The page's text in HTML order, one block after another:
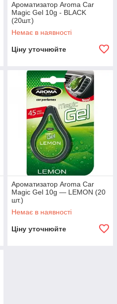
Ароматизатор Aroma Car
Magic Gel 10g - BLACK
(20шт.)
Немає в наявності
Ціну уточнюйте
Ароматизатор Aroma Car
Magic Gel 10g — LEMON (20
шт.)
Немає в наявності
Ціну уточнюйте